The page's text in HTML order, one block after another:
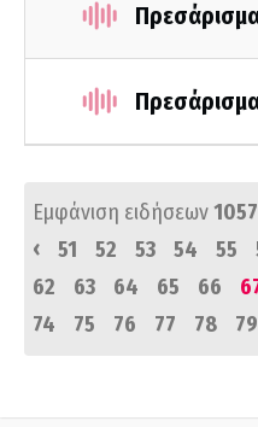
Εμφάνιση ειδήσεων
‹
51 52 53 54 55
62
63 64 65 66
74
75 76 77 78 79